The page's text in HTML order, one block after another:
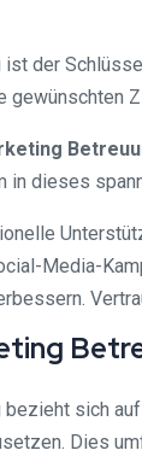
ist der
gewünschten
in dieses
Media-
bezieht sich
Dies